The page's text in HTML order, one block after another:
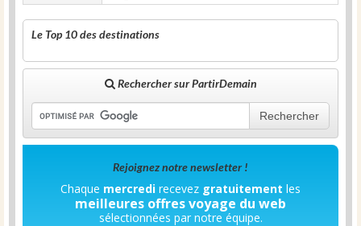
Le Top 10 des destinations
Rechercher sur PartirDemain
Rechercher
Rejoignez notre newsletter !
Chaque mercredi recevez gratuitement les
meilleures offres voyage du web
sélectionnées par notre équipe.